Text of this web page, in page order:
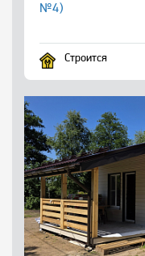
№4)
Строится